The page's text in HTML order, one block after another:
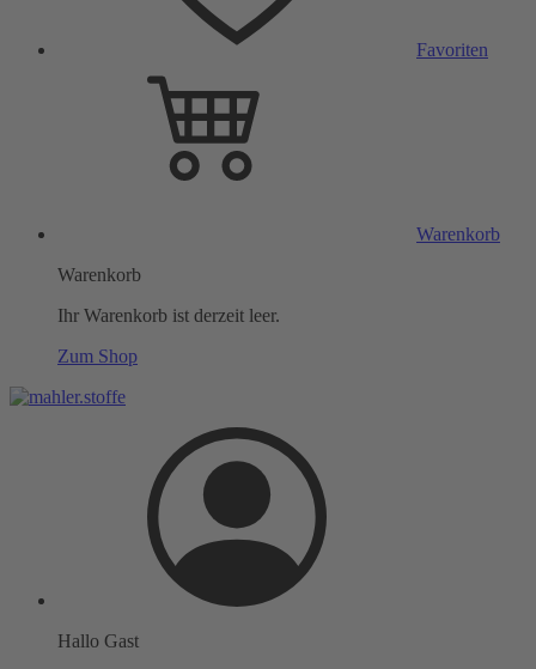
Favoriten
Warenkorb
Warenkorb
Ihr Warenkorb ist derzeit leer.
Zum Shop
Hallo Gast